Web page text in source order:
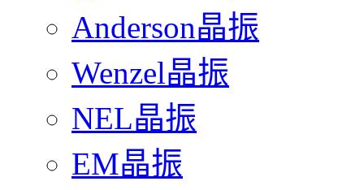
Anderson晶振
Wenzel晶振
NEL晶振
EM晶振